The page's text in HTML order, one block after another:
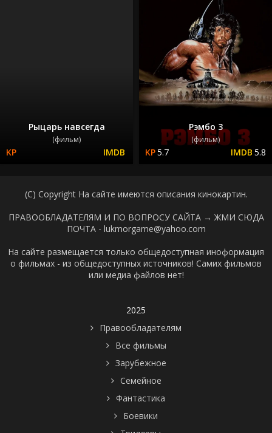
Рыцарь навсегда
(фильм)
Рэмбо 3
(фильм)
5.7 5.8
(C) Copyright На сайте имеются описания кинокартин.
ПРАВООБЛАДАТЕЛЯМ И ПО ВОПРОСУ САЙТА → ЖМИ СЮДА
ПОЧТА - lukmorgame@yahoo.com
На сайте размещается только общедоступная иноформация
о фильмах - из общедоступных источников! Самих фильмов
или медиа файлов нет!
2025
Правообладателям
Все фильмы
Зарубежное
Семейное
Фантастика
Боевики